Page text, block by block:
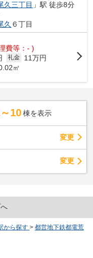
久三丁目 」駅 徒歩8分
久 ６丁目
費等：- )
礼金
11万円
㎡
10 棟を表示
変更
変更
から探す > 都営地下鉄都電荒